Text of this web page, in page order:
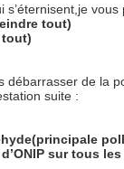
tout)
débarrasser de la
suite :
sur tous